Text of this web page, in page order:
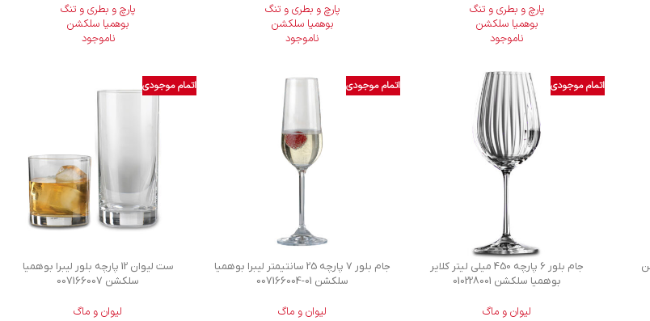
پارچ و بطری و تنگ
بوهمیا سلکشن
ناموجود
پارچ و بطری و تنگ
بوهمیا سلکشن
ناموجود
پارچ و بطری و تنگ
بوهمیا سلکشن
ناموجود
اتمام موجودی
جام بلور 6 پارچه 450 میلی لیتر کلایر
بوهمیا سلکشن 010228001
لیوان و ماگ
اتمام موجودی
جام بلور 7 پارچه 25 سانتیمتر لیبرا بوهمیا
سلکشن 007166004-01
لیوان و ماگ
اتمام موجودی
ست لیوان 12 پارچه بلور لیبرا بوهمیا
سلکشن 007166007
لیوان و ماگ